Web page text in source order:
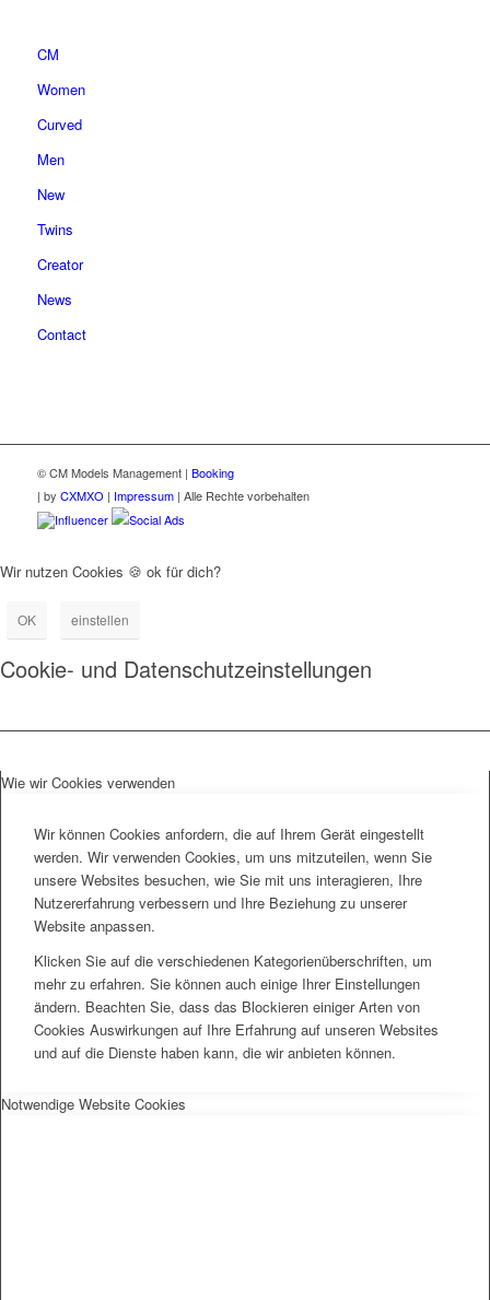
CM
Women
Curved
Men
New
Twins
Creator
News
Contact
© CM Models Management | Booking
| by CXMXO | Impressum| Alle Rechte vorbehalten
Influencer
Social Ads
Wir nutzen Cookies 🍪 ok für dich?
OK einstellen
Cookie- und Datenschutzeinstellungen
Wie wir Cookies verwenden
Wir können Cookies anfordern, die auf Ihrem Gerät eingestellt
werden. Wir verwenden Cookies, um uns mitzuteilen, wenn Sie
unsere Websites besuchen, wie Sie mit uns interagieren, Ihre
Nutzererfahrung verbessern und Ihre Beziehung zu unserer
Website anpassen.
Klicken Sie auf die verschiedenen Kategorienüberschriften, um
mehr zu erfahren. Sie können auch einige Ihrer Einstellungen
ändern. Beachten Sie, dass das Blockieren einiger Arten von
Cookies Auswirkungen auf Ihre Erfahrung auf unseren Websites
und auf die Dienste haben kann, die wir anbieten können.
Notwendige Website Cookies